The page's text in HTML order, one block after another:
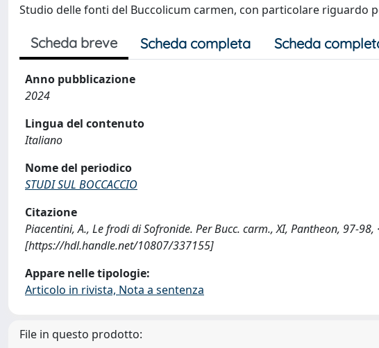
Studio delle fonti del Buccolicum carmen, con particolare riguardo
Scheda breve Scheda completa Scheda
Anno pubblicazione
2024
Lingua del contenuto
Italiano
Nome del periodico
STUDI SUL BOCCACCIO
Citazione
Piacentini, A., Le frodi di Sofronide. Per Bucc. carm., XI, Pantheon, 97-98,
[https://hdl.handle.net/10807/337155]
Appare nelle tipologie:
Articolo in rivista, Nota a sentenza
File in questo prodotto: